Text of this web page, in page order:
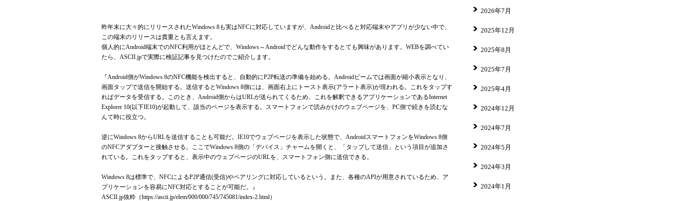
昨年末に大々的にリリースされたWindows 8も実はNFCに対応していますが、Androidと比べると対応端末やアプリが少ない中で、
この端末のリリースは貴重とも言えます。
個人的にAndroid端末でのNFC利用がほとんどで、Windows⇔Androidでどんな動作をするとても興味があります。WEBを調べてい
たら、ASCII.jpで実際に検証記事を見つけたのでご紹介します。
『Android側がWindows 8のNFC機能を検出すると、自動的にP2P転送の準備を始める。Androidビームでは画面が縮小表示となり、
画面タップで送信を開始する。送信するとWindows 8側には、画面右上にトースト表示(アラート表示)が現われる。これをタップす
ればデータを受信する。このとき、Android側からはURLが送られてくるため、これを解釈できるアプリケーションであるInternet
Explorer 10(以下IE10)が起動して、該当のページを表示する。スマートフォンで読みかけのウェブページを、PC側で続きを読むな
んて時に役立つ。
逆にWindows 8からURLを送信することも可能だ。IE10でウェブページを表示した状態で、AndroidスマートフォンをWindows 8側
のNFCアダプターと接触させる。ここでWindows 8側の「デバイス」チャームを開くと、「タップして送信」という項目が追加さ
れている。これをタップすると、表示中のウェブページのURLを、スマートフォン側に送信できる。
Windows 8は標準で、NFCによるP2P通信(受信)やペアリングに対応しているという。また、各種のAPIが用意されているため、ア
プリケーションを容易にNFC対応とすることが可能だ。』
ASCII.jp抜粋（https://ascii.jp/elem/000/000/745/745081/index-2.html）
2026年7月
2025年12月
2025年8月
2025年7月
2025年4月
2024年12月
2024年7月
2024年5月
2024年3月
2024年1月